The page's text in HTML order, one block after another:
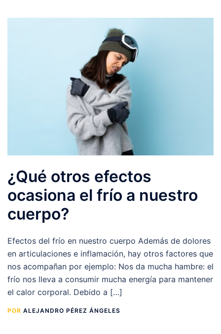
¿Qué otros efectos
ocasiona el frío a nuestro
cuerpo?
Efectos del frío en nuestro cuerpo Además de dolores
en articulaciones e inflamación, hay otros factores que
nos acompañan por ejemplo: Nos da mucha hambre: el
frío nos lleva a consumir mucha energía para mantener
el calor corporal. Debido a […]
POR ALEJANDRO PÉREZ ÁNGELES